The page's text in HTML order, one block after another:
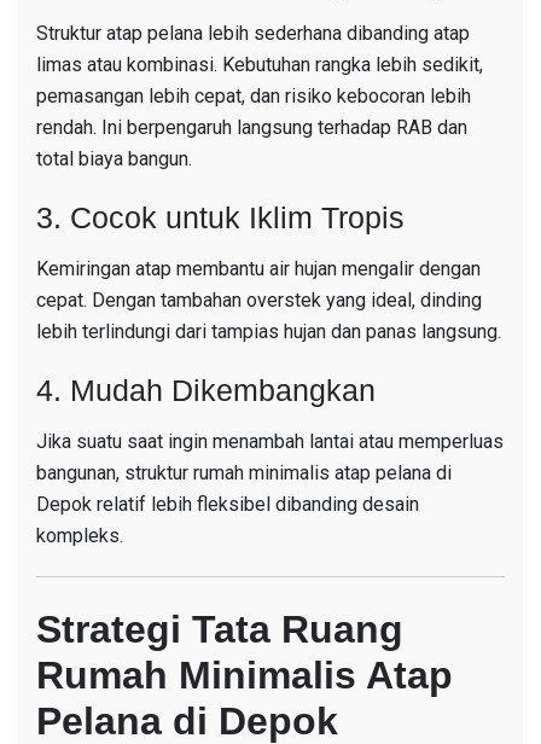
Struktur atap pelana lebih sederhana dibanding atap
limas atau kombinasi. Kebutuhan rangka lebih sedikit,
pemasangan lebih cepat, dan risiko kebocoran lebih
rendah. Ini berpengaruh langsung terhadap RAB dan
total biaya bangun.
3. Cocok untuk Iklim Tropis
Kemiringan atap membantu air hujan mengalir dengan
cepat. Dengan tambahan overstek yang ideal, dinding
lebih terlindungi dari tampias hujan dan panas langsung.
4. Mudah Dikembangkan
Jika suatu saat ingin menambah lantai atau memperluas
bangunan, struktur rumah minimalis atap pelana di
Depok relatif lebih fleksibel dibanding desain
kompleks.
Strategi Tata Ruang
Rumah Minimalis Atap
Pelana di Depok